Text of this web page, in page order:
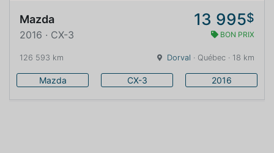
Mazda 13 995$
2016 · CX-3 BON PRIX
126 593 km Dorval · Québec · 18 km
Mazda CX-3 2016